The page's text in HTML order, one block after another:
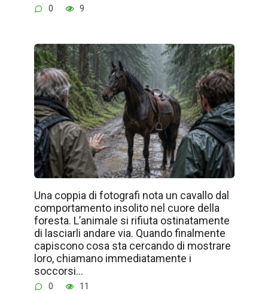
0 9
Una coppia di fotografi nota un cavallo dal
comportamento insolito nel cuore della
foresta. L’animale si rifiuta ostinatamente
di lasciarli andare via. Quando finalmente
capiscono cosa sta cercando di mostrare
loro, chiamano immediatamente i
soccorsi…
0 11